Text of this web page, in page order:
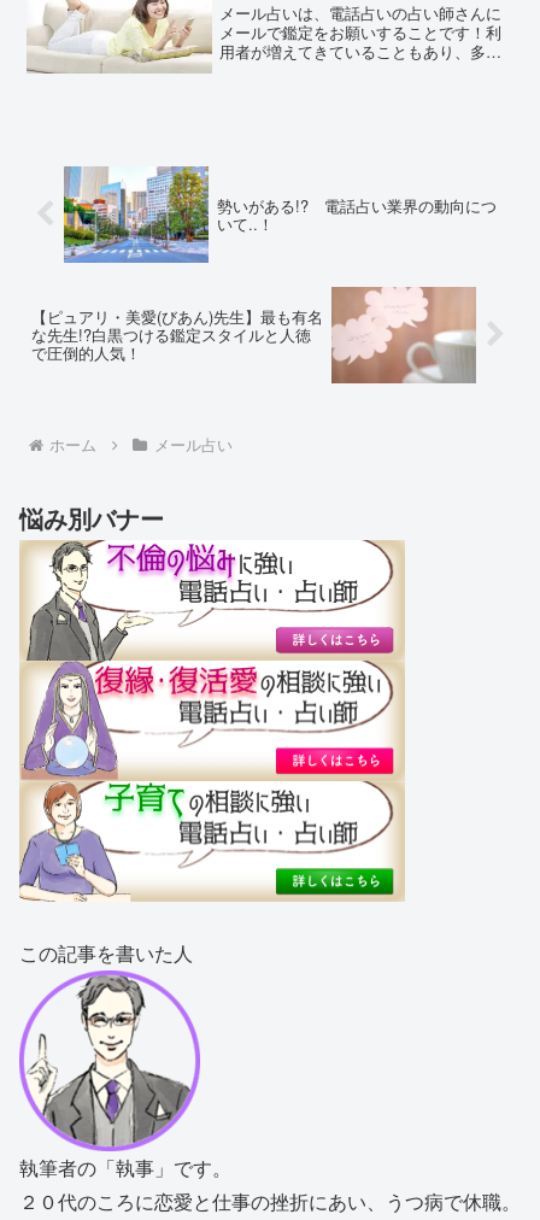
メール占いは、電話占いの占い師さんに
メールで鑑定をお願いすることです！利
用者が増えてきていることもあり、多く
勢いがある!? 電話占い業界の動向につ
いて..！
【ピュアリ・美愛(びあん)先生】最も有名
な先生!?白黒つける鑑定スタイルと人徳
で圧倒的人気！
ホーム メール占い
悩み別バナー
この記事を書いた人
執筆者の「執事」です。
２０代のころに恋愛と仕事の挫折にあい、うつ病で休職。